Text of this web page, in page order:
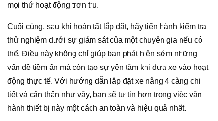
mọi thứ hoạt động trơn tru.
Cuối cùng, sau khi hoàn tất lắp đặt, hãy tiến hành kiểm tra
thử nghiệm dưới sự giám sát của một chuyên gia nếu có
thể. Điều này không chỉ giúp bạn phát hiện sớm những
vấn đề tiềm ẩn mà còn tạo sự yên tâm khi đưa xe vào hoạt
động thực tế. Với hướng dẫn lắp đặt xe nâng 4 càng chi
tiết và cẩn thận như vậy, bạn sẽ tự tin hơn trong việc vận
hành thiết bị này một cách an toàn và hiệu quả nhất.